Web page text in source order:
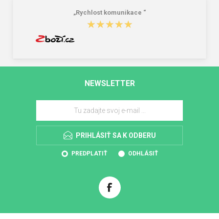
„Rychlost komunikace “
★★★★★
★★★★★
NEWSLETTER
PRIHLÁSIŤ SA K ODBERU
PREDPLATIŤ ODHLÁSIŤ